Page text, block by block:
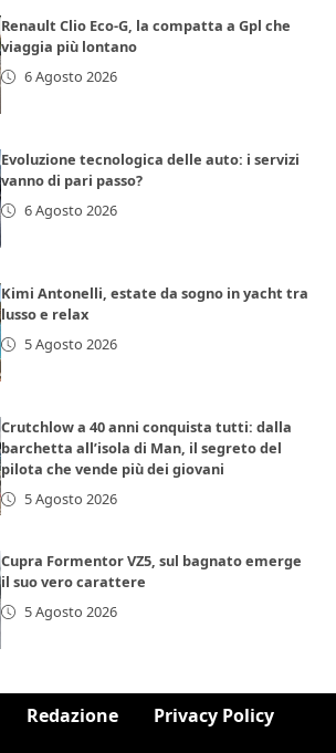
Renault Clio Eco-G, la compatta a Gpl che
viaggia più lontano
6 Agosto 2026
Evoluzione tecnologica delle auto: i servizi
vanno di pari passo?
6 Agosto 2026
Kimi Antonelli, estate da sogno in yacht tra
lusso e relax
5 Agosto 2026
Crutchlow a 40 anni conquista tutti: dalla
barchetta all’isola di Man, il segreto del
pilota che vende più dei giovani
5 Agosto 2026
Cupra Formentor VZ5, sul bagnato emerge
il suo vero carattere
5 Agosto 2026
Redazione
Privacy Policy